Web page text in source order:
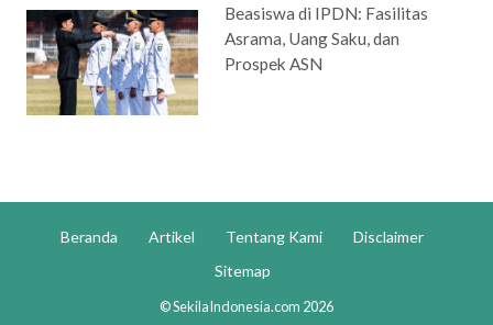
Beasiswa di IPDN: Fasilitas
Asrama, Uang Saku, dan
Prospek ASN
Beranda Artikel Tentang Kami
Disclaimer
Sitemap
© SekilaIndonesia.com 2026